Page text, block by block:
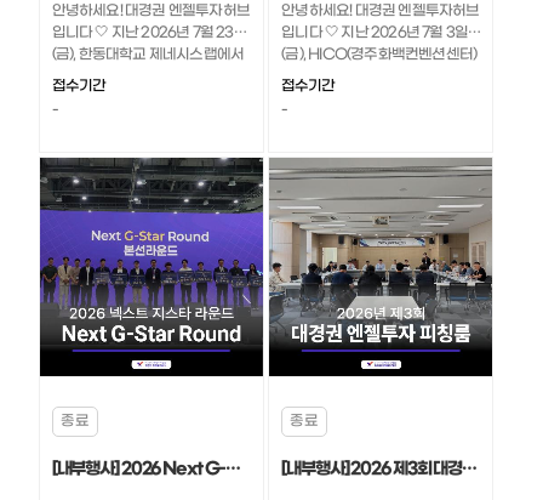
안녕하세요! 대경권 엔젤투자허브
입니다 🤍 지난 2026년 7월 23일
(금), 한동대학교 제네시스랩에서
2026 대경권 엔젤투자포럼(7월)​
이 성황리에 개최되었는데요! 따
접수기간
-
안녕하세요! 대경권 엔젤투자허브
입니다 🤍 지난 2026년 7월 3일
(금), HICO(경주화백컨벤션센터)
에서 제1회 창업-Bus 영남권 연합
IR이 성공적으로 진행되었는데요!
가득한 현장 함께 확인해 보아요!
접수기간
-
종료
[내부행사] 2026 Next G-star Round (넥스트 지스타 라운드) 본선 현장 스케치!📷
종료
[내부행사] 2026 제3회 대경권 엔젤투자 피칭룸, 자세한 현장 속으로!